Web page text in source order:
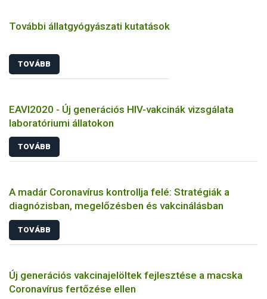
További állatgyógyászati kutatások
TOVÁBB
EAVI2020 - Új generációs HIV-vakcinák vizsgálata
laboratóriumi állatokon
TOVÁBB
A madár Coronavírus kontrollja felé: Stratégiák a
diagnózisban, megelőzésben és vakcinálásban
TOVÁBB
Új generációs vakcinajelöltek fejlesztése a macska
Coronavírus fertőzése ellen